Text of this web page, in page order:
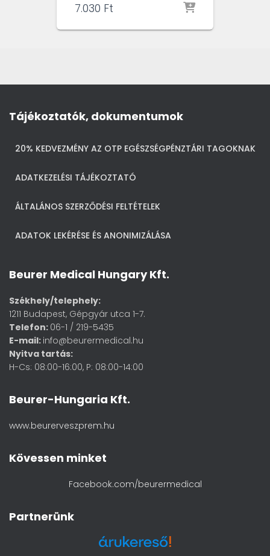
7.030 Ft
Tájékoztatók, dokumentumok
20% KEDVEZMÉNY AZ OTP EGÉSZSÉGPÉNZTÁRI TAGOKNAK
ADATKEZELÉSI TÁJÉKOZTATÓ
ÁLTALÁNOS SZERZŐDÉSI FELTÉTELEK
ADATOK LEKÉRÉSE ÉS ANONIMIZÁLÁSA
Beurer Medical Hungary Kft.
Székhely/telephely:
1211 Budapest, Gépgyár utca 1-7.
Telefon: 06-1 / 219-5435
E-mail: info@beurermedical.hu
Nyitva tartás:
H-Cs: 08:00-16:00, P: 08:00-14:00
Beurer-Hungaria Kft.
www.beurerveszprem.hu
Kövessen minket
Facebook.com/beurermedical
Partnerünk